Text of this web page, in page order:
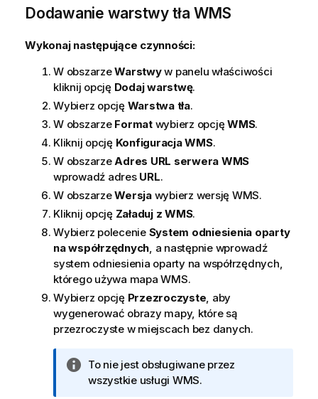
Dodawanie warstwy tła WMS
Wykonaj następujące czynności:
W obszarzeWarstwyw panelu właściwości
kliknij opcję Dodaj warstwę.
Wybierz opcję Warstwa tła.
W obszarze Formatwybierz opcję WMS.
Kliknij opcję Konfiguracja WMS.
W obszarze Adres URL serwera WMS
wprowadź adres URL.
W obszarzeWersjawybierz wersję WMS.
Kliknij opcję Załaduj z WMS.
Wybierz polecenie System odniesienia oparty
na współrzędnych , a następnie wprowadź
system odniesienia oparty na współrzędnych,
którego używa mapaWMS.
Wybierz opcję Przezroczyste , aby
wygenerować obrazy mapy, które są
przezroczyste w miejscach bez danych.
I
n
To nie jest obsługiwane przez
wszystkie usługi WMS.